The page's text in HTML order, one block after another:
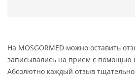
На MOSGORMED можно оставить
записывались на прием с помощью
Абсолютно каждый отзыв